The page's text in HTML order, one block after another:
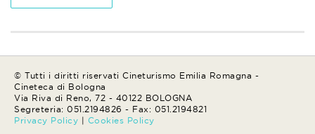
© Tutti i diritti riservati Cineturismo Emilia Romagna -
Cineteca di Bologna
Via Riva di Reno, 72 - 40122 BOLOGNA
Segreteria: 051.2194826 - Fax: 051.2194821
Privacy Policy | Cookies Policy